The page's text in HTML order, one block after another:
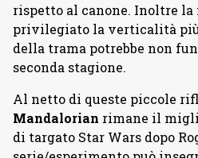
rispetto al canone. Inoltre la
privilegiato la verticalità
della trama potrebbe non
seconda stagione.
Al netto di queste piccole
Mandalorian rimane il
di targato Star Wars dopo